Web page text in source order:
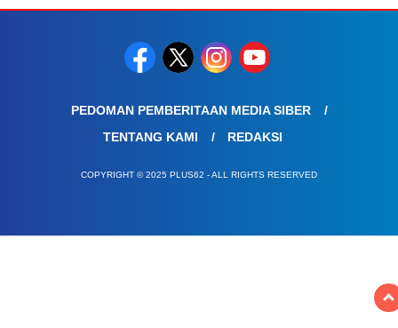
PEDOMAN PEMBERITAAN MEDIA SIBER
TENTANG KAMI
REDAKSI
COPYRIGHT © 2025 PLUS62 - ALL RIGHTS RESERVED